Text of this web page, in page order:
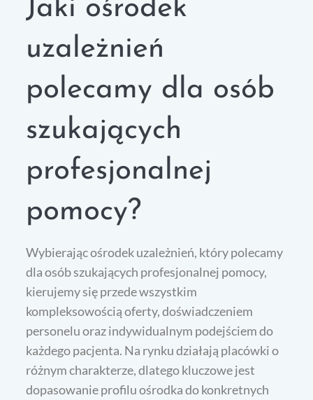
Jaki ośrodek
uzależnień
polecamy dla osób
szukających
profesjonalnej
pomocy?
Wybierając ośrodek uzależnień, który polecamy
dla osób szukających profesjonalnej pomocy,
kierujemy się przede wszystkim
kompleksowością oferty, doświadczeniem
personelu oraz indywidualnym podejściem do
każdego pacjenta. Na rynku działają placówki o
różnym charakterze, dlatego kluczowe jest
dopasowanie profilu ośrodka do konkretnych